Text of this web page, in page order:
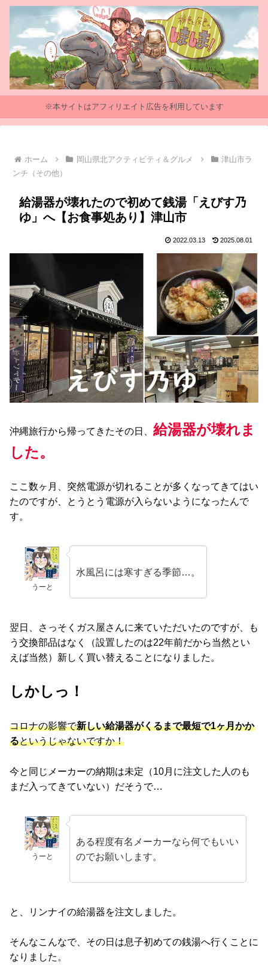
※本サイトはアフィリエイト広告を利用しています
ホーム 岡山県北アクティビティ＆グルメ
津山市ラ
ンチ（その他）
給湯器が壊れたので初めて銭湯「えびす乃
ゆ」へ【お食事処あり】津山市
2022.03.13 2025.08.01
沖縄旅行から帰ってきたその日、 給湯器が壊れま
した。
ここ数ヶ月、突然電源が切れることが多くなってきてはい
たのですが、とうとう電源が入らないようになったんで
す。
うーと
水風呂には寒すぎる季節…。
翌日、さっそくガス屋さんに来ていただいたのですが、も
う交換部品はなく（設置したのは22年前だから当然とい
えば当然）新しく買い替えることになりました。
しかしっ！
コロナの影響で新しい給湯器がくるまで最短で1ヶ月かか
るというじゃないですか！
今と同じメーカーの納期は未定（10月に注文した人のも
まだ入ってきていない）だそうで…
うーと
ある程度有名メーカーなら何でもいい
のでお願いします。
と、リンナイの給湯器を注文しました。
そんなこんなで、その日は息子初めての銭湯へ行くことに
なりました。